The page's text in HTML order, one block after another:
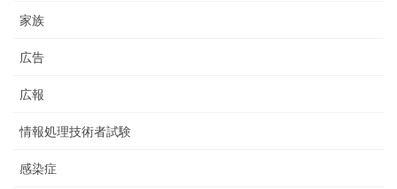
家族
広告
広報
情報処理技術者試験
感染症